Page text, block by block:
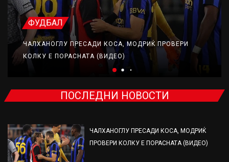
ФУДБАЛ
ЧАЛХАНОГЛУ ПРЕСАДИ КОСА, МОДРИЌ ПРОВЕРИ
КОЛКУ Е ПОРАСНАТА (ВИДЕО)
ПОСЛЕДНИ НОВОСТИ
ЧАЛХАНОГЛУ ПРЕСАДИ КОСА, МОДРИЌ
ПРОВЕРИ КОЛКУ Е ПОРАСНАТА (ВИДЕО)